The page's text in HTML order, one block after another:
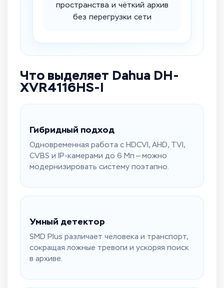
пространства и чёткий архив
без перегрузки сети
Что выделяет Dahua DH-
XVR4116HS-I
Гибридный подход
Одновременная работа с HDCVI, AHD, TVI,
CVBS и IP-камерами до 6 Мп — можно
модернизировать систему поэтапно.
Умный детектор
SMD Plus различает человека и транспорт,
сокращая ложные тревоги и ускоряя поиск
в архиве.